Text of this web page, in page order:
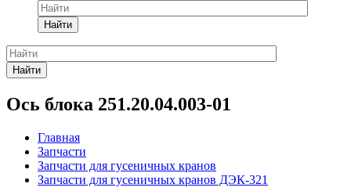
Найти
Найти
Ось блока 251.20.04.003-01
Главная
Запчасти
Запчасти для гусеничных кранов
Запчасти для гусеничных кранов ДЭК-321